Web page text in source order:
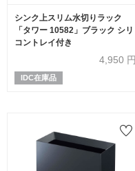
シンク上スリム水切りラック
「タワー 10582」ブラック シリ
コントレイ付き
4,950 円
IDC在庫品